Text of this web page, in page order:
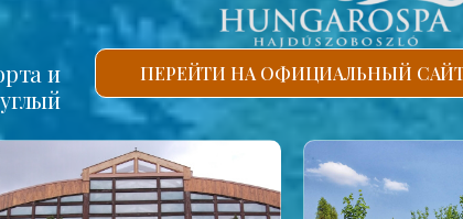
и
ПЕРЕЙТИ НА ОФИЦИАЛЬНЫЙ